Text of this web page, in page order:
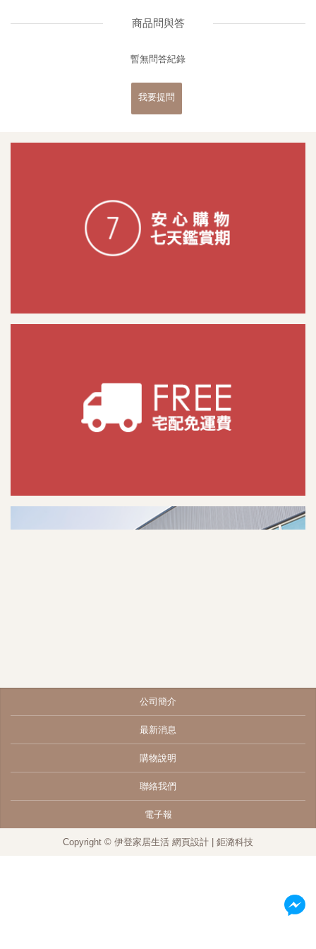
商品問與答
暫無問答紀錄
我要提問
公司簡介
最新消息
購物說明
聯絡我們
電子報
Copyright © 伊登家居生活 網頁設計 | 鉅潞科技